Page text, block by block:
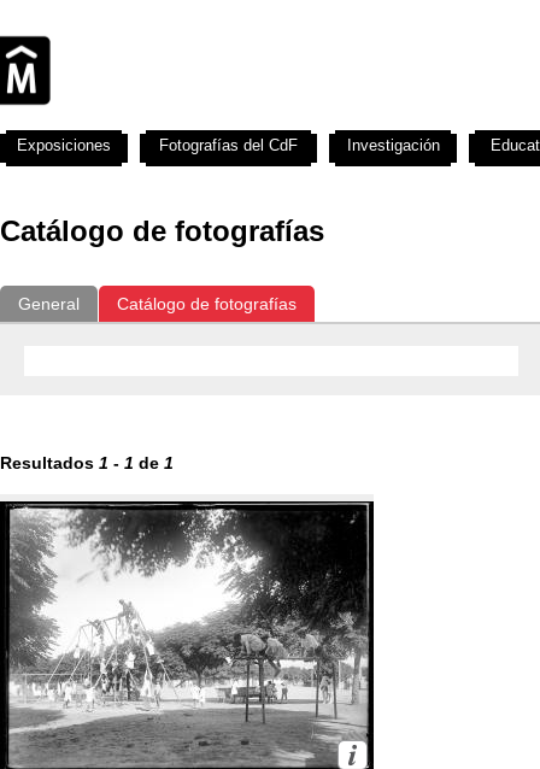
Catálogo de fotografías
General Catálogo de fotografías
Resultados 1 - 1 de 1
Exposiciones Fotografías del CdF Investigación